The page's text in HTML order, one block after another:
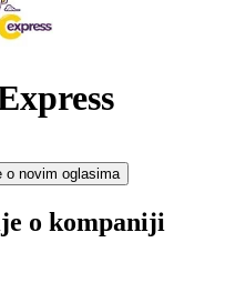
o novim oglasima
o kompaniji